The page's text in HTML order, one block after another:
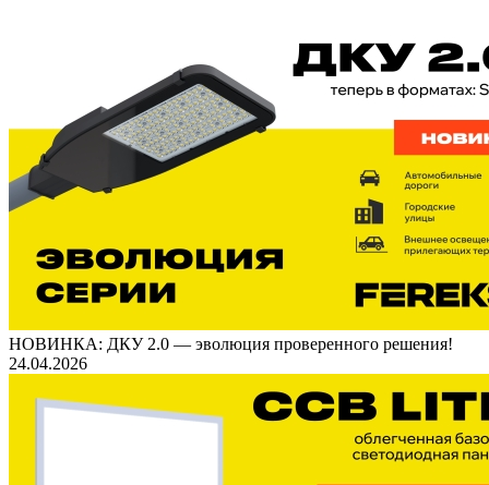
НОВИНКА: ДКУ 2.0 — эволюция проверенного решения!
24.04.2026